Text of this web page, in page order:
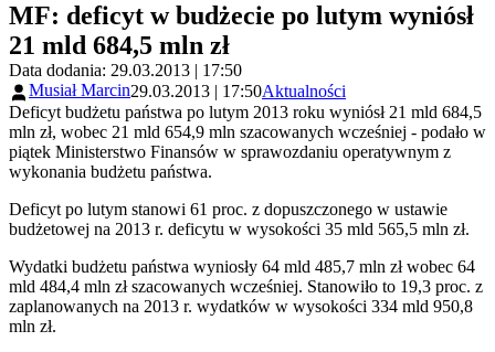
MF: deficyt w budżecie po lutym wyniósł
21 mld 684,5 mln zł
Data dodania: 29.03.2013 | 17:50
Musiał Marcin29.03.2013 | 17:50Aktualności
Deficyt budżetu państwa po lutym 2013 roku wyniósł 21 mld 684,5
mln zł, wobec 21 mld 654,9 mln szacowanych wcześniej - podało w
piątek Ministerstwo Finansów w sprawozdaniu operatywnym z
wykonania budżetu państwa.
Deficyt po lutym stanowi 61 proc. z dopuszczonego w ustawie
budżetowej na 2013 r. deficytu w wysokości 35 mld 565,5 mln zł.
Wydatki budżetu państwa wyniosły 64 mld 485,7 mln zł wobec 64
mld 484,4 mln zł szacowanych wcześniej. Stanowiło to 19,3 proc. z
zaplanowanych na 2013 r. wydatków w wysokości 334 mld 950,8
mln zł.